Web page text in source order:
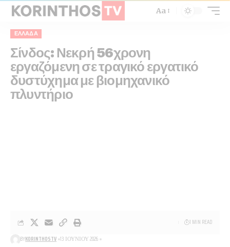
Aa
ΕΛΛΆΔΑ
Σίνδος: Νεκρή 56χρονη
εργαζόμενη σε τραγικό εργατικό
δυστύχημα με βιομηχανικό
πλυντήριο
BYKORINTHOSTV 13 ΙΟΥΝΊΟΥ 2026
1 MIN READ